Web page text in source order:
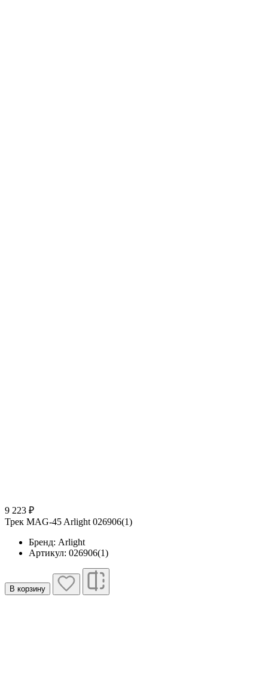
9 223 ₽
Трек MAG-45 Arlight 026906(1)
Бренд: Arlight
Артикул: 026906(1)
В корзину